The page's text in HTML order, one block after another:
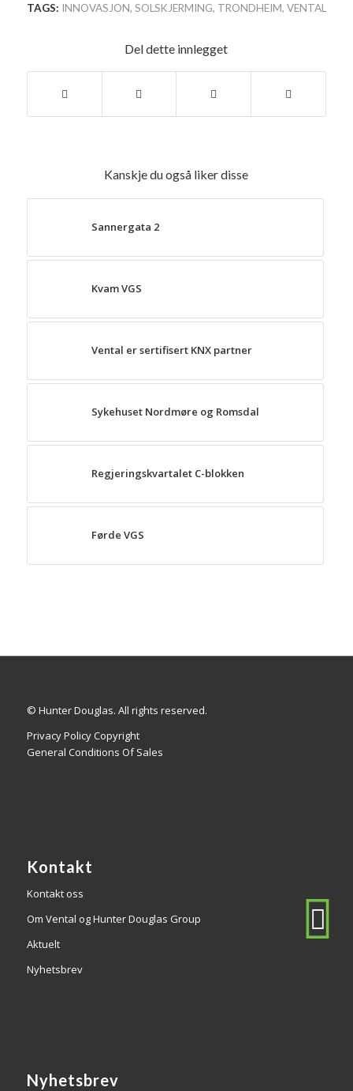
TAGS: INNOVASJON, SOLSKJERMING, TRONDHEIM, VENTAL
Del dette innlegget
Kanskje du også liker disse
Sannergata 2
Kvam VGS
Vental er sertifisert KNX partner
Sykehuset Nordmøre og Romsdal
Regjeringskvartalet C-blokken
Førde VGS
© Hunter Douglas. All rights reserved.
Privacy Policy Copyright
General Conditions Of Sales
Kontakt
Kontakt oss
Om Vental og Hunter Douglas Group
Aktuelt
Nyhetsbrev
Nyhetsbrev